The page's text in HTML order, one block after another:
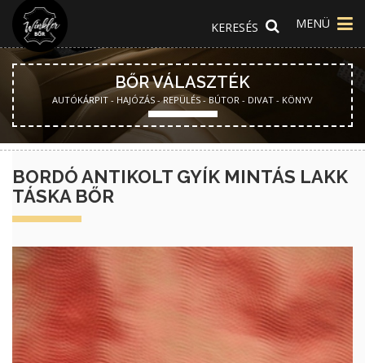
MENÜ
BŐR VÁLASZTÉK
AUTÓKÁRPIT - HAJÓZÁS - REPÜLÉS - BÚTOR - DIVAT - KÖNYV
BORDÓ ANTIKOLT GYÍK MINTÁS LAKK
TÁSKA BŐR